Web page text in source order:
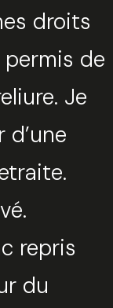
droits
permis de
Je
d’une
repris
du